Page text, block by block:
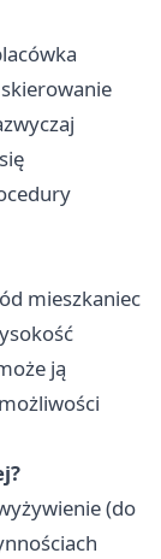
mieszkaniec
ją
(do